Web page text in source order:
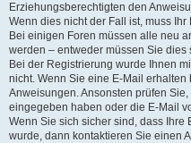
Erziehungsberechtigten den
Wenn dies nicht der Fall ist, muss
Bei einigen Foren müssen alle neu
werden – entweder müssen Sie
Bei der Registrierung wurde Ihnen
nicht. Wenn Sie eine E-Mail
Anweisungen. Ansonsten prüfen
eingegeben haben oder die E-Mail
Wenn Sie sich sicher sind, dass
wurde, dann kontaktieren Sie einen